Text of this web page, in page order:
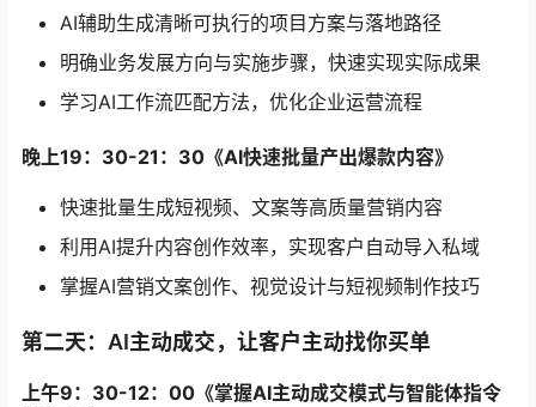
AI辅助生成清晰可执行的项目方案与落地路径
明确业务发展方向与实施步骤，快速实现实际成果
学习AI工作流匹配方法，优化企业运营流程
晚上19：30-21：30《AI快速批量产出爆款内容》
快速批量生成短视频、文案等高质量营销内容
利用AI提升内容创作效率，实现客户自动导入私域
掌握AI营销文案创作、视觉设计与短视频制作技巧
第二天：AI主动成交，让客户主动找你买单
上午9：30-12：00《掌握AI主动成交模式与智能体指令